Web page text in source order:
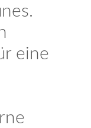
eine